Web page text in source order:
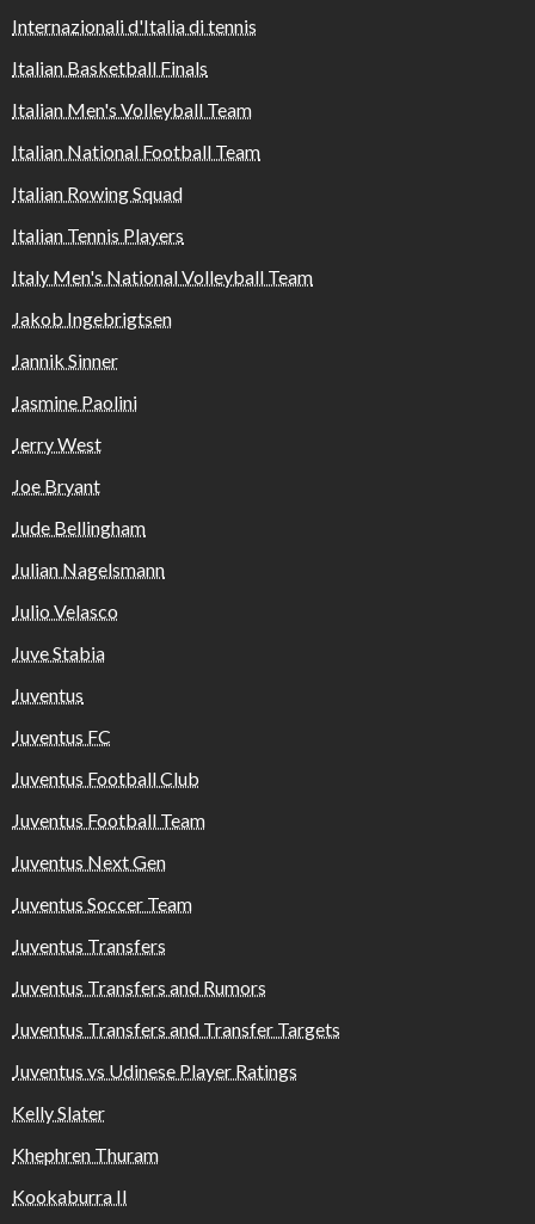
Internazionali d'Italia di tennis
Italian Basketball Finals
Italian Men's Volleyball Team
Italian National Football Team
Italian Rowing Squad
Italian Tennis Players
Italy Men's National Volleyball Team
Jakob Ingebrigtsen
Jannik Sinner
Jasmine Paolini
Jerry West
Joe Bryant
Jude Bellingham
Julian Nagelsmann
Julio Velasco
Juve Stabia
Juventus
Juventus FC
Juventus Football Club
Juventus Football Team
Juventus Next Gen
Juventus Soccer Team
Juventus Transfers
Juventus Transfers and Rumors
Juventus Transfers and Transfer Targets
Juventus vs Udinese Player Ratings
Kelly Slater
Khephren Thuram
Kookaburra II